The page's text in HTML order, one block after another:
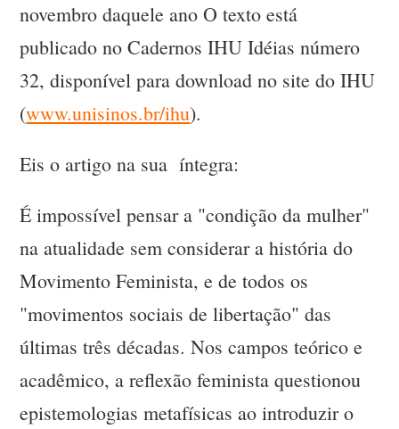
novembro daquele ano O texto está
publicado no Cadernos IHU Idéias número
32, disponível para download no site do IHU
(www.unisinos.br/ihu).
Eis o artigo na sua íntegra:
É impossível pensar a "condição da mulher"
na atualidade sem considerar a história do
Movimento Feminista, e de todos os
"movimentos sociais de libertação" das
últimas três décadas. Nos campos teórico e
acadêmico, a reflexão feminista questionou
epistemologias metafísicas ao introduzir o